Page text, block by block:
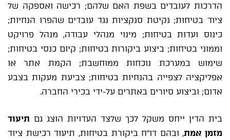
הדרכות לעובדים בשפת האם שלהם; רכישה ואספקה של
ציוד בטיחות; נקיטת סנקציות נגד עובדים שהפרו הנחיות;
כינוס ועדות בטיחות; מינוי מנהלי עבודה, מנהל פרויקט
וממוני בטיחות; ביצוע ביקורות בטיחות; קיום כנסי בטיחות;
שימוש במערכת נוכחות ממוחשבת; הקמת אתר או
אפליקציה לצפייה בהנחיות בטיחות; צביעת מעקות בצבע
אדום; וביצוע סיורים באתרים על-ידי בכירי החברה.
בית הדין ייחס משקל לכך שלצד העדויות הוצג גם תיעוד
מזמן אמת, ובהם דו"ח ביקורת בטיחות, תיעוד רכישת ציוד